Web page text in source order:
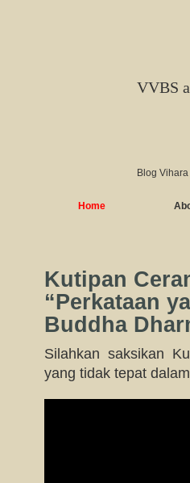
VVBS
Blog
Home
Kutipan
“Perkataan
Buddha
Silahkan saksikan
yang tidak tepat